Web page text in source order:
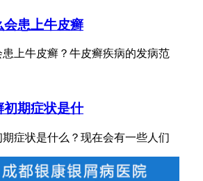
患上牛皮癣
上牛皮癣？牛皮癣疾病的发病范
期症状是什
症状是什么？现在会有一些人们